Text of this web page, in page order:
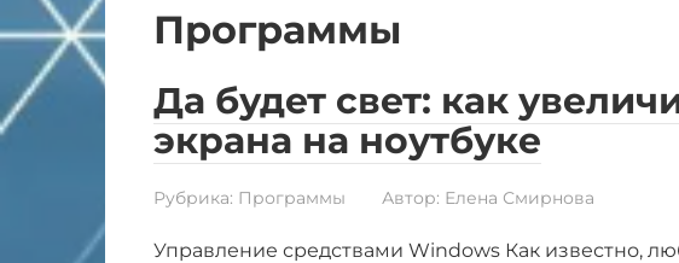
Программы
Да будет свет: как
экрана на ноутбуке
Рубрика: Программы Автор: Елена Смирнова
Управление средствами Windows Как известно,